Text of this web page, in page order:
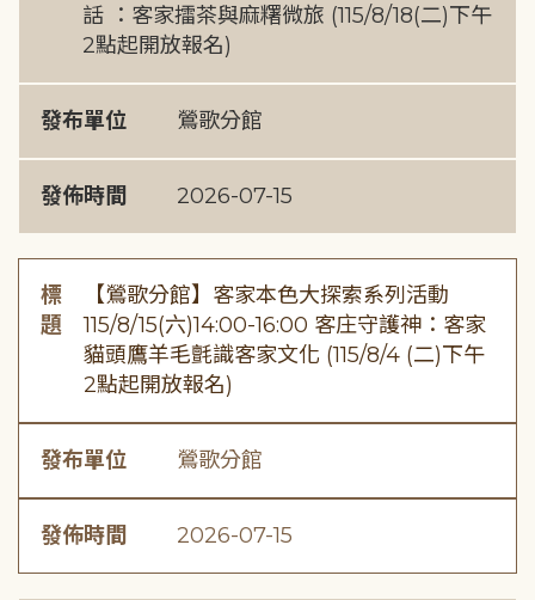
話 ：客家擂茶與麻糬微旅 (115/8/18(二)下午
2點起開放報名)
發布單位 鶯歌分館
發佈時間 2026-07-15
標
題
【鶯歌分館】客家本色大探索系列活動
115/8/15(六)14:00-16:00 客庄守護神：客家
貓頭鷹羊毛氈識客家文化 (115/8/4 (二)下午
2點起開放報名)
發布單位 鶯歌分館
發佈時間 2026-07-15